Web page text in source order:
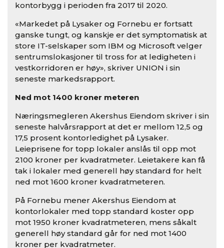
kontorbygg i perioden fra 2017 til 2020.
«Markedet på Lysaker og Fornebu er fortsatt
ganske tungt, og kanskje er det symptomatisk at
store IT-selskaper som IBM og Microsoft velger
sentrumslokasjoner til tross for at ledigheten i
vestkorridoren er høy», skriver UNION i sin
seneste markedsrapport.
Ned mot 1400 kroner meteren
Næringsmegleren Akershus Eiendom skriver i sin
seneste halvårsrapport at det er mellom 12,5 og
17,5 prosent kontorledighet på Lysaker.
Leieprisene for topp lokaler anslås til opp mot
2100 kroner per kvadratmeter. Leietakere kan få
tak i lokaler med generell høy standard for helt
ned mot 1600 kroner kvadratmeteren.
På Fornebu mener Akershus Eiendom at
kontorlokaler med topp standard koster opp
mot 1950 kroner kvadratmeteren, mens såkalt
generell høy standard går for ned mot 1400
kroner per kvadratmeter.